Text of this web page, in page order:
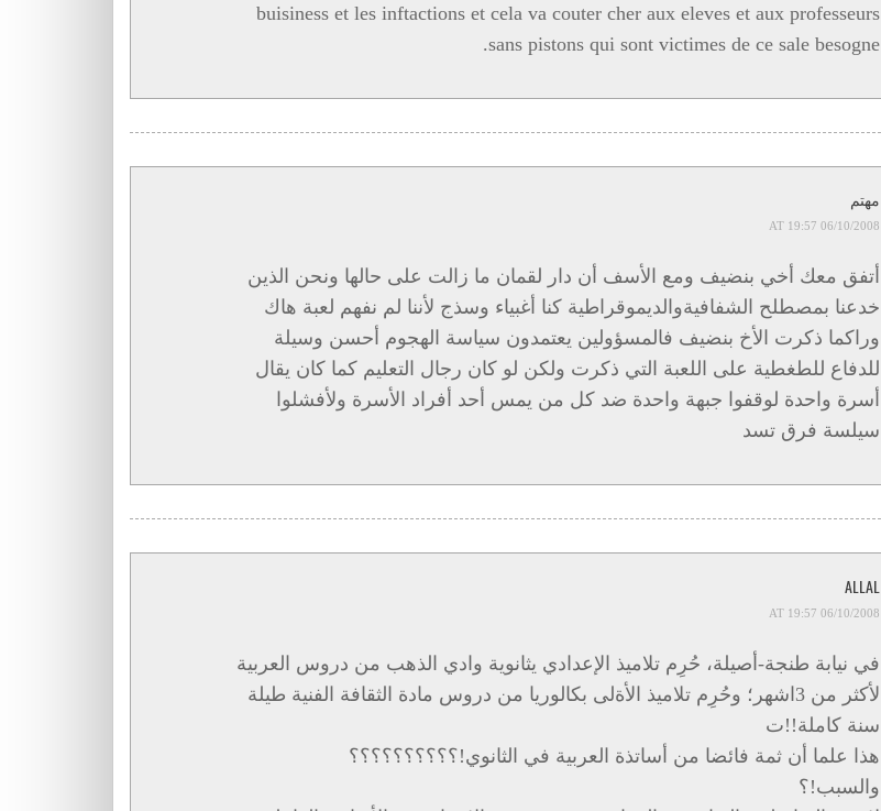
buisiness et les inftactions et cela va couter cher aux eleves et aux professeurs
sans pistons qui sont victimes de ce sale besogne.
مهتم
06/10/2008 AT 19:57
أتفق معك أخي بنضيف ومع الأسف أن دار لقمان ما زالت على حالها ونحن الذين
خدعنا بمصطلح الشفافيةوالديموقراطية كنا أغبياء وسذج لأننا لم نفهم لعبة هاك
وراكما ذكرت الأخ بنضيف فالمسؤولين يعتمدون سياسة الهجوم أحسن وسيلة
للدفاع للطغطية على اللعبة التي ذكرت ولكن لو كان رجال التعليم كما كان يقال
أسرة واحدة لوقفوا جبهة واحدة ضد كل من يمس أحد أفراد الأسرة ولأفشلوا
سيلسة فرق تسد
ALLAL
06/10/2008 AT 19:57
في نيابة طنجة-أصيلة، حُرِم تلاميذ الإعدادي يثانوية وادي الذهب من دروس العربية
لأكثر من 3اشهر؛ وحُرِم تلاميذ الأةلى بكالوريا من دروس مادة الثقافة الفنية طيلة
سنة كاملة!!ت
هذا علما أن ثمة فائضا من أساتذة العربية في الثانوي!؟؟؟؟؟؟؟؟؟؟
والسبب!؟